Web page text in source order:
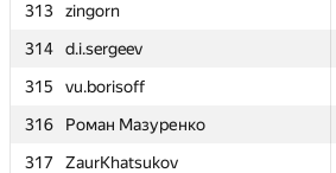
313
zingorn
314
d.i.sergeev
315
vu.borisoff
316
Роман Мазуренко
317
ZaurKhatsukov
313
zingorn
314
d.i.sergeev
315
vu.borisoff
316
Роман Мазуренко
317
ZaurKhatsukov